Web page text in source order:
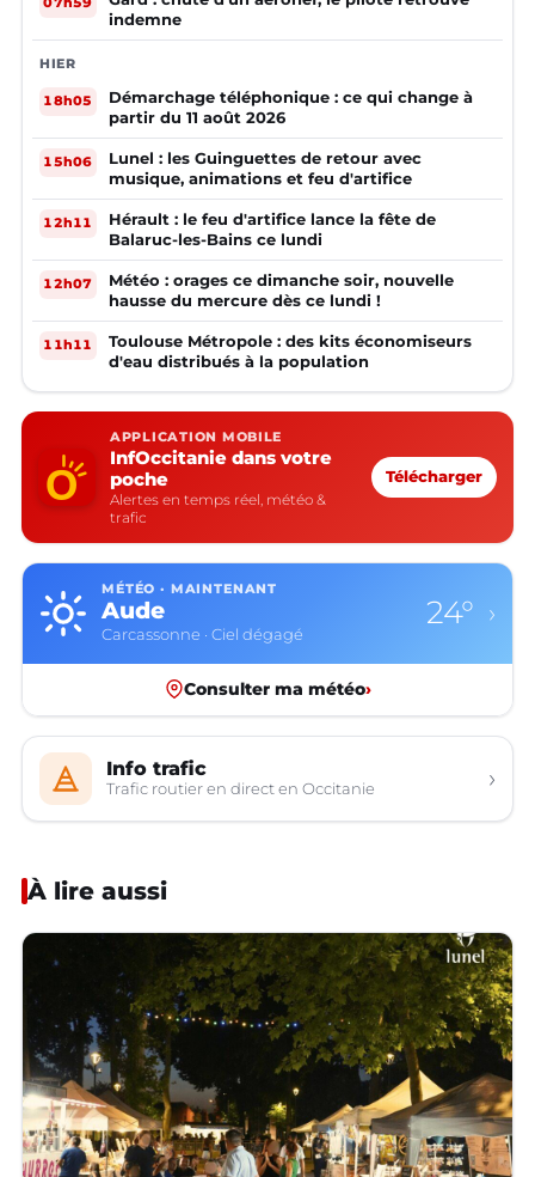
indemne
HIER
18h05
Démarchage téléphonique : ce qui change à
partir du 11 août 2026
15h06
Lunel : les Guinguettes de retour avec
musique, animations et feu d'artifice
12h11
Hérault : le feu d'artifice lance la fête de
Balaruc-les-Bains ce lundi
12h07
Météo : orages ce dimanche soir, nouvelle
hausse du mercure dès ce lundi !
11h11
Toulouse Métropole : des kits économiseurs
d'eau distribués à la population
APPLICATION MOBILE
InfOccitanie dans votre
poche
Alertes en temps réel, météo &
trafic
Télécharger
MÉTÉO · MAINTENANT
Aude
Carcassonne · Ciel dégagé
24° ›
Consulter ma météo›
Info trafic
Trafic routier en direct en Occitanie ›
À lire aussi